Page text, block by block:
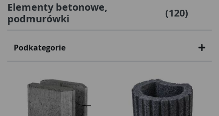
Elementy betonowe,
podmurówki
(120)
Podkategorie